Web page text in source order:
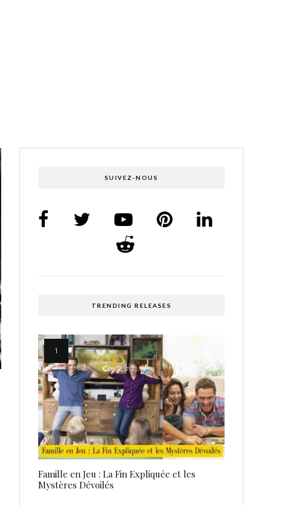
SUIVEZ-NOUS
TRENDING RELEASES
Famille en Jeu : La Fin Expliquée et les
Mystères Dévoilés